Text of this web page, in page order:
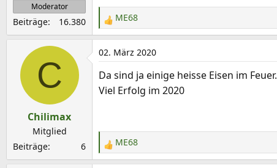
Moderator
Beiträge 16.380
R
e
a
k
t
i
e
n
:
ME68
C
Chilimax
Mitglied
Beiträge
6
02. März 2020
Da sind ja einige heisse Eisen im Feuer.
Viel Erfolg im 2020
R
e
ME68